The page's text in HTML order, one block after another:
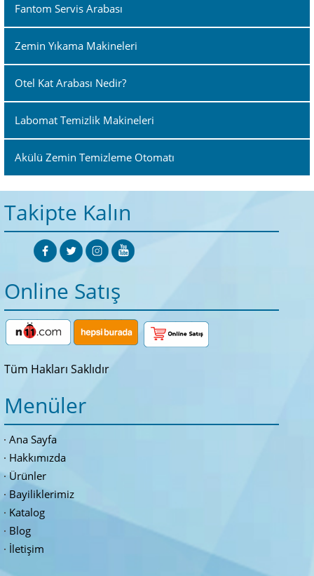
Fantom Servis Arabası
Zemin Yıkama Makineleri
Otel Kat Arabası Nedir?
Labomat Temizlik Makineleri
Akülü Zemin Temizleme Otomatı
Takipte Kalın
Online Satış
Tüm Hakları Saklıdır
Menüler
Ana Sayfa
Hakkımızda
Ürünler
Bayiliklerimiz
Katalog
Blog
İletişim